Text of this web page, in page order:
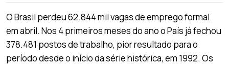
O Brasil perdeu 62.844 mil vagas de emprego formal
em abril. Nos 4 primeiros meses do ano o País já fechou
378.481 postos de trabalho, pior resultado para o
período desde o início da série histórica, em 1992. Os